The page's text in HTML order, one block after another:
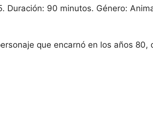
Duración: 90 minutos. Género:
que encarnó en los años